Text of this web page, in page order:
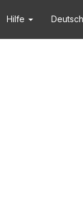
Hilfe Deutsch